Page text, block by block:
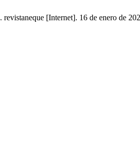
[Internet]. 16 de enero de